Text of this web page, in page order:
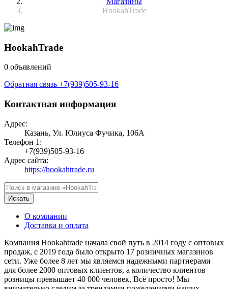
HookahTrade
HookahTrade
0 объявлений
Обратная связь +7(939)505-93-16
Контактная информация
Адрес:
Казань, Ул. Юлиуса Фучика, 106А
Телефон 1:
+7(939)505-93-16
Адрес сайта:
https://hookahtrade.ru
Искать
О компании
Доставка и оплата
Компания Hookahtrade начала свой путь в 2014 году с оптовых
продаж, с 2019 года было открыто 17 розничных магазинов
сети. Уже более 8 лет мы являемся надежными партнерами
для более 2000 оптовых клиентов, а количество клиентов
розницы превышает 40 000 человек. Всё просто! Мы